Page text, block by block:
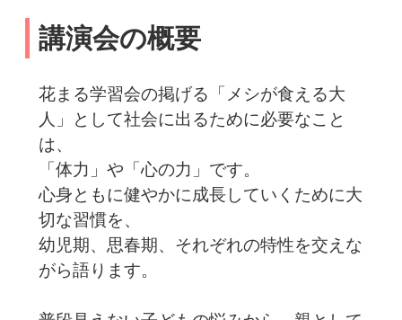
講演会の概要
花まる学習会の掲げる「メシが食える大
人」として社会に出るために必要なこと
は、
「体力」や「心の力」です。
心身ともに健やかに成長していくために大
切な習慣を、
幼児期、思春期、それぞれの特性を交えな
がら語ります。